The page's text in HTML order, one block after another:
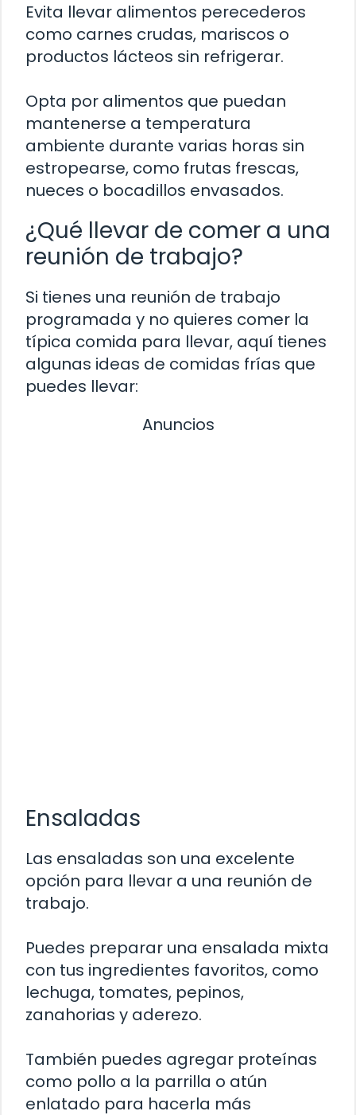
Evita llevar alimentos perecederos
como carnes crudas, mariscos o
productos lácteos sin refrigerar.
Opta por alimentos que puedan
mantenerse a temperatura
ambiente durante varias horas sin
estropearse, como frutas frescas,
nueces o bocadillos envasados.
¿Qué llevar de comer a una
reunión de trabajo?
Si tienes una reunión de trabajo
programada y no quieres comer la
típica comida para llevar, aquí tienes
algunas ideas de comidas frías que
puedes llevar:
Anuncios
Ensaladas
Las ensaladas son una excelente
opción para llevar a una reunión de
trabajo.
Puedes preparar una ensalada mixta
con tus ingredientes favoritos, como
lechuga, tomates, pepinos,
zanahorias y aderezo.
También puedes agregar proteínas
como pollo a la parrilla o atún
enlatado para hacerla más